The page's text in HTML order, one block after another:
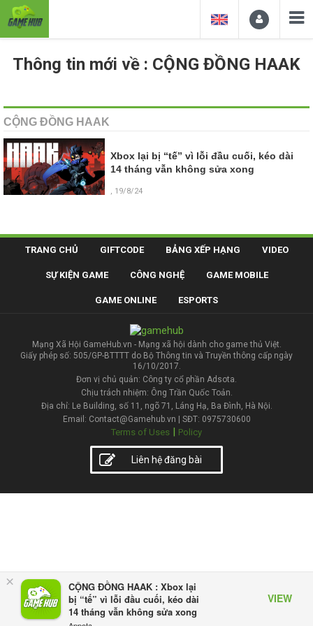
×
CỘNG ĐỒNG HAAK : Xbox lại
bị “tế” vì lỗi đầu cuối, kéo dài
14 tháng vẫn không sửa xong
VIEW
Thông tin mới về : CỘNG ĐỒNG HAAK
CỘNG ĐỒNG HAAK
Xbox lại bị “tế” vì lỗi đầu cuối, kéo dài
14 tháng vẫn không sửa xong
, 19/8/24
TRANG CHỦ GIFTCODE BẢNG XẾP HẠNG VIDEO
SỰ KIỆN GAME CÔNG NGHỆ GAME MOBILE
GAME ONLINE ESPORTS
Mạng Xã Hội GameHub.vn - Mạng xã hội dành cho game thủ Việt.
Giấy phép số: 505/GP-BTTTT do Bộ Thông tin và Truyền thông cấp ngày
16/10/2017.
Đơn vị chủ quản: Công ty cổ phần Adsota.
Chịu trách nhiệm: Ông Trần Quốc Toản.
Địa chỉ: Le Building, số 11, ngõ 71, Láng Hạ, Ba Đình, Hà Nội.
Email: Contact@Gamehub.vn | SĐT: 0975730600
Terms of Uses | Policy
Liên hệ đăng bài